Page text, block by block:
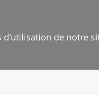
de notre